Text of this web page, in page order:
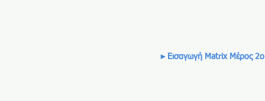
►Εισαγωγή Matrix Μέρος 2ο